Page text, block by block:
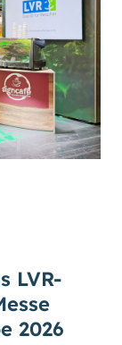
LVR-
2026